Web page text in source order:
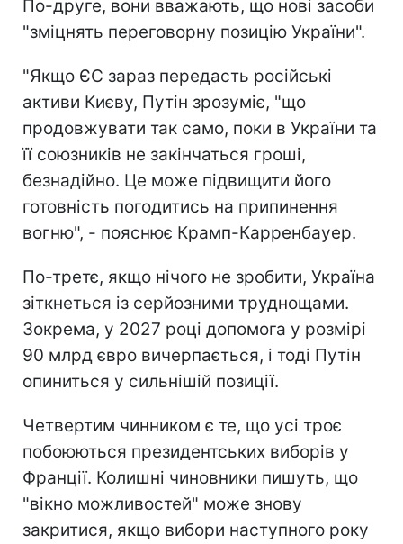
По-друге, вони вважають, що нові засоби
"зміцнять переговорну позицію України".
"Якщо ЄС зараз передасть російські
активи Києву, Путін зрозуміє, "що
продовжувати так само, поки в України та
її союзників не закінчаться гроші,
безнадійно. Це може підвищити його
готовність погодитись на припинення
вогню", - пояснює Крамп-Карренбауер.
По-третє, якщо нічого не зробити, Україна
зіткнеться із серйозними труднощами.
Зокрема, у 2027 році допомога у розмірі
90 млрд євро вичерпається, і тоді Путін
опиниться у сильнішій позиції.
Четвертим чинником є те, що усі троє
побоюються президентських виборів у
Франції. Колишні чиновники пишуть, що
"вікно можливостей" може знову
закритися, якщо вибори наступного року